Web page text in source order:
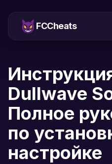
FCCheats
Dullwave
Полное
по
настройке